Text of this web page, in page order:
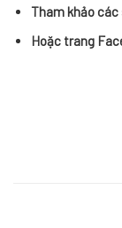
Tham khảo
Hoặc trang